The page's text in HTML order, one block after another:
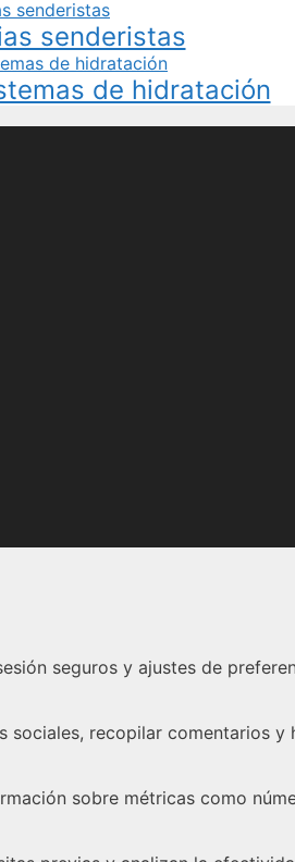
senderistas
de hidratación
seguros y ajustes de
recopilar comentarios y
sobre métricas como